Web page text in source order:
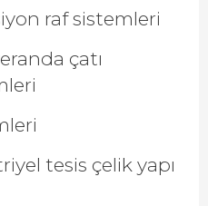
raf sistemleri
çatı
tesis çelik yapı